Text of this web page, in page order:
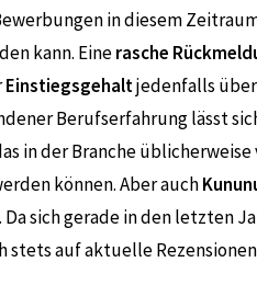
in diesem
kann. Einerasche
Einstiegsgehaltjedenfalls
Berufserfahrung lässt
in der Branche üblicherweise
können. Aber auch
sich gerade in den letzten
auf aktuelle